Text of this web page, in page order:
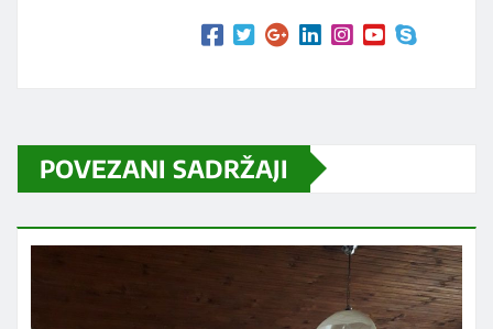
POVEZANI SADRŽAJI